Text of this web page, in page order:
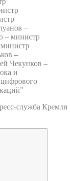
–
– министр
–
Чекунков –
и
служба Кремля